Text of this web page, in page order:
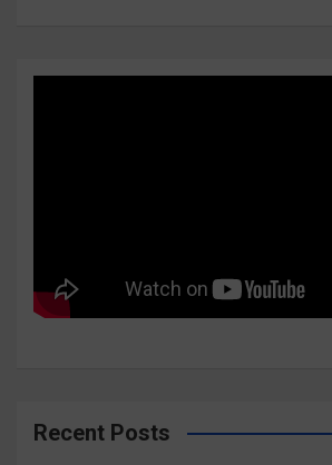
Recent Posts